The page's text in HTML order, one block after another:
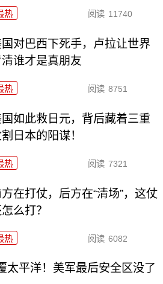
热 阅读 11740
国对巴西下死手，卢拉让世界
谁才是真朋友
热 阅读 8751
国如此救日元，背后藏着三重
日本的阳谋！
热 阅读 7321
在打仗，后方在“清场”，这仗
么打？
热 阅读 6082
太平洋！美军最后安全区没了